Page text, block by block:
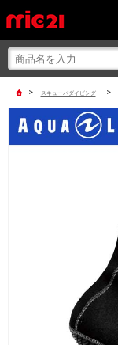
> スキューバダイビング >